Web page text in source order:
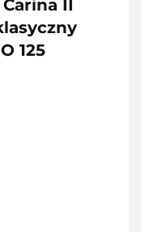
II
125